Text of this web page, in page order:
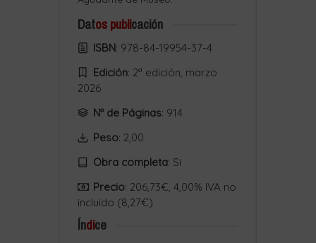
Datos publicación
ISBN: 978-84-19954-37-4
Edición: 2ª edición, marzo
2026
Nº de Páginas: 914
Peso: 2,00
Obra completa: Si
Precio: 206,73€, 4,00% IVA no
incluido (8,27€)
Índice